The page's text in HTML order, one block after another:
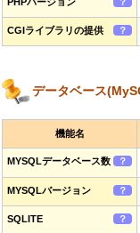
CGIライブラリの提供 ？
データベース
機能名
MYSQLデータベース数 ？
MYSQLバージョン ？
SQLITE ？